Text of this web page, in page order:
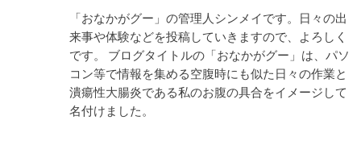
「おなかがグー」の管理人シンメイです。日々の出
来事や体験などを投稿していきますので、よろしく
です。 ブログタイトルの「おなかがグー」は、パソ
コン等で情報を集める空腹時にも似た日々の作業と
潰瘍性大腸炎である私のお腹の具合をイメージして
名付けました。